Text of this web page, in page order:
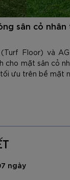
sân cỏ
Floor) và
cho mặt sân cỏ
ưu trên bề mặt
ngày